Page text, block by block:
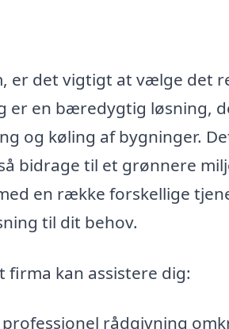
er det vigtigt at vælge det
er en bæredygtig løsning,
og køling af bygninger.
bidrage til et grønnere
en række forskellige
til dit behov.
firma kan assistere dig:
rådgivning